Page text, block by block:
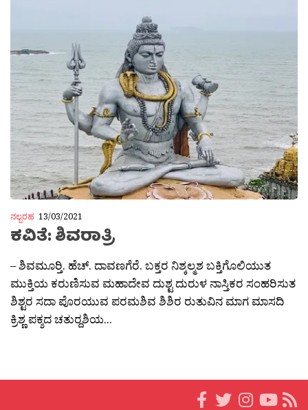
ನಲ್ಬರಹ 13/03/2021
ಕವಿತೆ: ಶಿವರಾತ್ರಿ
– ಶಿವಮೂರ‍್ತಿ. ಹೆಚ್. ದಾವಣಗೆರೆ. ಬಕ್ತರ ನಿಶ್ಕಲ್ಮಶ ಬಕ್ತಿಗೊಲಿಯುತ
ಮುಕ್ತಿಯ ಕರುಣಿಸುವ ಮಹಾದೇವ ದುಶ್ಟ ದುರುಳ ನಾಸ್ತಿಕರ ಸಂಹರಿಸುತ
ಶಿಶ್ಟರ ಸದಾ ಪೊರಯುವ ಪರಮಶಿವ ಶಿಶಿರ ರುತುವಿನ ಮಾಗ ಮಾಸದಿ
ಕ್ರಿಶ್ಣ ಪಕ್ಶದ ಚತುರ‍್ದಶಿಯ...